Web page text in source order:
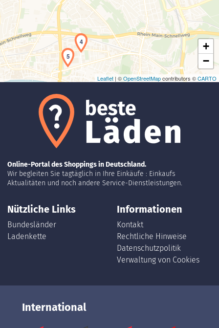
4
5
+
−
Leaflet | ©OpenStreetMapcontributors ©CARTO
Online-Portal des Shoppings in Deutschland.
Wir begleiten Sie tagtäglich in Ihre Einkäufe : Einkaufs
Aktualitäten und noch andere Service-Dienstleistungen.
Nützliche Links
Bundesländer
Ladenkette
Informationen
Kontakt
Rechtliche Hinweise
Datenschutzpolitik
Verwaltung von Cookies
International